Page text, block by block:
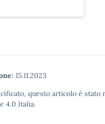
15.11.2023
questo articolo è stato
4.0 Italia.